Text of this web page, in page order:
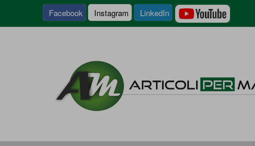
Facebook Instagram LinkedIn
SALTA
AL